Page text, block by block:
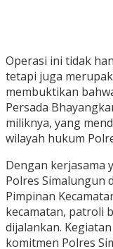
Operasi ini tidak
tetapi juga
membuktikan
Persada
miliknya, yang
wilayah hukum
Dengan kerjasama
Polres Simalungun
Pimpinan
kecamatan, patroli
dijalankan.
komitmen Polres